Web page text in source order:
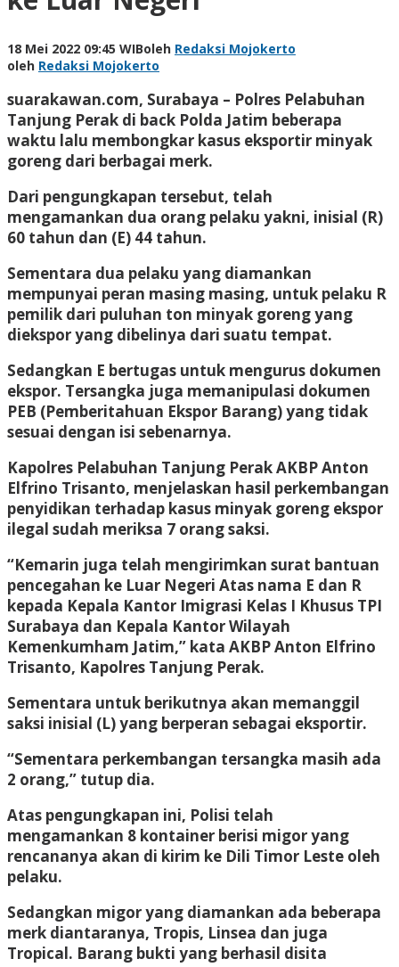
18 Mei 2022 09:45 WIBoleh Redaksi Mojokerto
oleh Redaksi Mojokerto
suarakawan.com, Surabaya – Polres Pelabuhan
Tanjung Perak di back Polda Jatim beberapa
waktu lalu membongkar kasus eksportir minyak
goreng dari berbagai merk.
Dari pengungkapan tersebut, telah
mengamankan dua orang pelaku yakni, inisial (R)
60 tahun dan (E) 44 tahun.
Sementara dua pelaku yang diamankan
mempunyai peran masing masing, untuk pelaku R
pemilik dari puluhan ton minyak goreng yang
diekspor yang dibelinya dari suatu tempat.
Sedangkan E bertugas untuk mengurus dokumen
ekspor. Tersangka juga memanipulasi dokumen
PEB (Pemberitahuan Ekspor Barang) yang tidak
sesuai dengan isi sebenarnya.
Kapolres Pelabuhan Tanjung Perak AKBP Anton
Elfrino Trisanto, menjelaskan hasil perkembangan
penyidikan terhadap kasus minyak goreng ekspor
ilegal sudah meriksa 7 orang saksi.
“Kemarin juga telah mengirimkan surat bantuan
pencegahan ke Luar Negeri Atas nama E dan R
kepada Kepala Kantor Imigrasi Kelas I Khusus TPI
Surabaya dan Kepala Kantor Wilayah
Kemenkumham Jatim,” kata AKBP Anton Elfrino
Trisanto, Kapolres Tanjung Perak.
Sementara untuk berikutnya akan memanggil
saksi inisial (L) yang berperan sebagai eksportir.
“Sementara perkembangan tersangka masih ada
2 orang,” tutup dia.
Atas pengungkapan ini, Polisi telah
mengamankan 8 kontainer berisi migor yang
rencananya akan di kirim ke Dili Timor Leste oleh
pelaku.
Sedangkan migor yang diamankan ada beberapa
merk diantaranya, Tropis, Linsea dan juga
Tropical. Barang bukti yang berhasil disita